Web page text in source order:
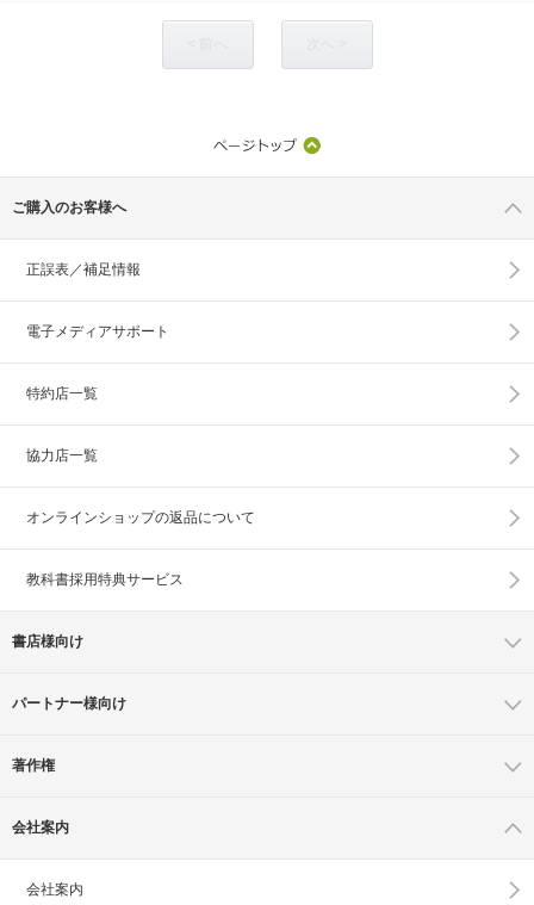
ご購入のお客様へ
正誤表／補足情報
電子メディアサポート
特約店一覧
協力店一覧
オンラインショップの返品について
教科書採用特典サービス
書店様向け
パートナー様向け
著作権
会社案内
会社案内